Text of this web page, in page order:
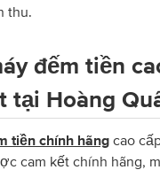
thu.
đếm tiền
tại Hoàng
tiền chính hãng cao
cam kết chính hãng,